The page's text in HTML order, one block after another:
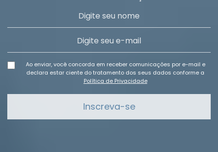
Ao enviar, você concorda em receber comunicações por e-mail e
declara estar ciente do tratamento dos seus dados conforme a
Política de Privacidade
Inscreva-se